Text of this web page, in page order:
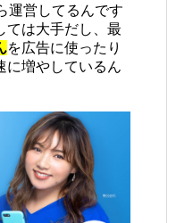
運営してるんです
ては大手だし、最
を広告に使ったり
に増やしているん